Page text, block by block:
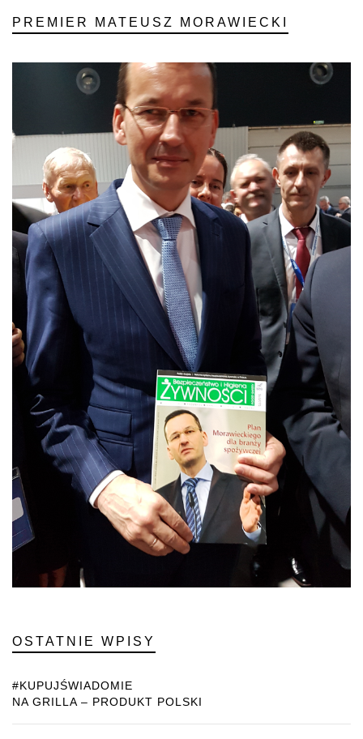
PREMIER MATEUSZ MORAWIECKI
OSTATNIE WPISY
#KUPUJŚWIADOMIE
NA GRILLA – PRODUKT POLSKI